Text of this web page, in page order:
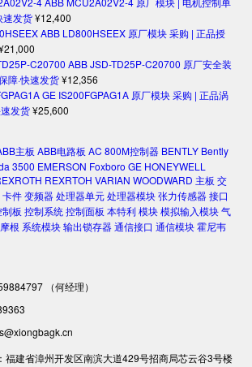
速发货¥12,400
ABB LD800HSEEX 原厂模块 采购 | 正品授
21,000
ABB JSD-TD25P-C20700 原厂安全装
障·快速发货¥12,356
GE IS200FGPAG1A 原厂模块 采购 | 正品涡
发货¥25,600
主板 ABB电路板 AC 800M控制器 BENTLY Bently
3500 EMERSON Foxboro GE HONEYWELL
REXRTOH VARIAN WOODWARD 主板 交
卡件变频器处理器单元处理器模块张力传感器接口
板 控制系统控制面板 本特利模块模拟输入模块气
根 系统模块输出锁存器通信接口 通信模块霍尼韦
（何经理）
福建省漳州开发区南滨大道429号招商局芯云谷3号楼